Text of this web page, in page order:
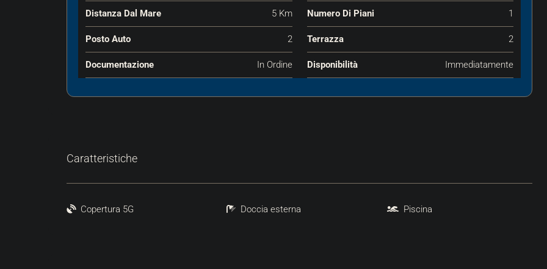
Distanza Dal Mare 5 Km Numero Di Piani 1
Posto Auto 2 Terrazza 2
Documentazione In Ordine Disponibilità Immediatamente
Caratteristiche
Copertura 5G Doccia esterna Piscina